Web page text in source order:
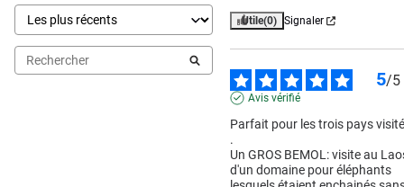
Utile(0) Signaler
5/5
Avis vérifié
Parfait pour les trois pays
.
Un GROS BEMOL: visite au
d'un domaine pour éléphants